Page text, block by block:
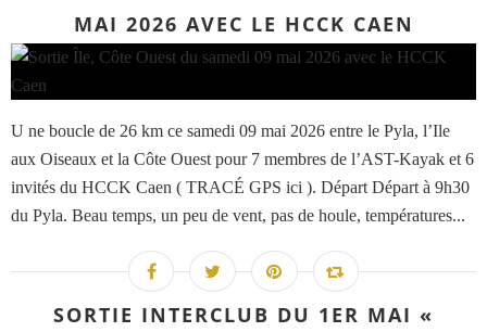
MAI 2026 AVEC LE HCCK CAEN
U ne boucle de 26 km ce samedi 09 mai 2026 entre le Pyla, l’Ile
aux Oiseaux et la Côte Ouest pour 7 membres de l’AST-Kayak et 6
invités du HCCK Caen ( TRACÉ GPS ici ). Départ Départ à 9h30
du Pyla. Beau temps, un peu de vent, pas de houle, températures...
SORTIE INTERCLUB DU 1ER MAI «